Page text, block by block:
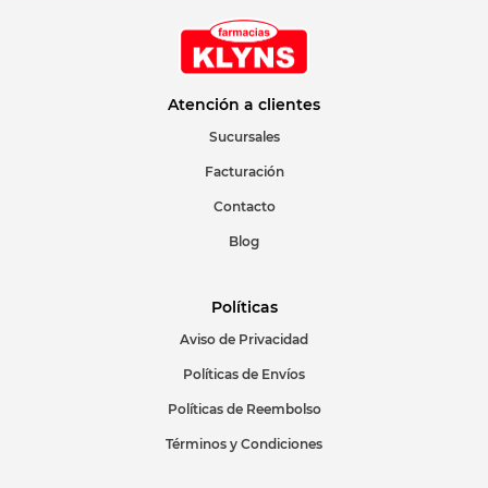
Atención a clientes
Sucursales
Facturación
Contacto
Blog
Políticas
Aviso de Privacidad
Políticas de Envíos
Políticas de Reembolso
Términos y Condiciones